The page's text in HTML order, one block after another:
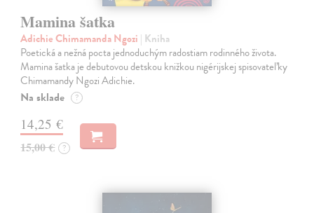
Mamina šatka
Adichie Chimamanda Ngozi | Kniha
Poetická a nežná pocta jednoduchým radostiam rodinného života.
Mamina šatka je debutovou detskou knižkou nigérijskej spisovateľky
Chimamandy Ngozi Adichie.
Na sklade ?
14,25 €
15,00 € ?